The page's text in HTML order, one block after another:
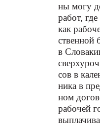
ны могу
работ,
как
ственной
в
сов в
ника в
ном
рабочей